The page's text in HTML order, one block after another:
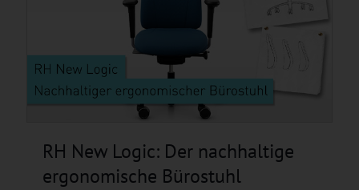
RH New Logic: Der nachhaltige
ergonomische Bürostuhl